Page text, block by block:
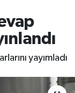
yayımladı